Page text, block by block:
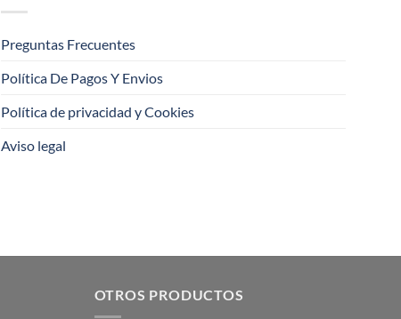
Preguntas Frecuentes
Política De Pagos Y Envios
Política de privacidad y Cookies
Aviso legal
OTROS PRODUCTOS